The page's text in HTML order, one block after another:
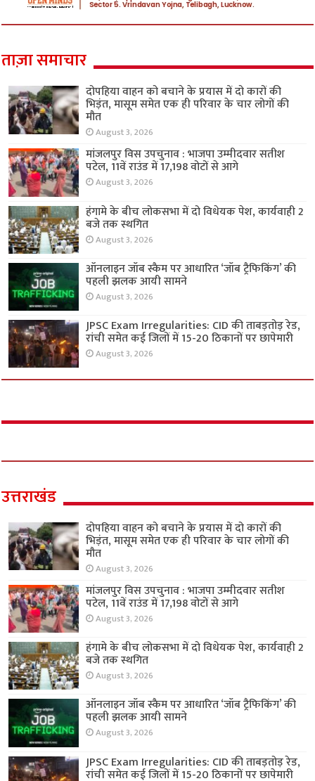
ताज़ा समाचार
दोपहिया वाहन को बचाने के प्रयास में दो कारों की
भिड़ंत, मासूम समेत एक ही परिवार के चार लोगों की
मौत
August 3, 2026
मांजलपुर विस उपचुनाव : भाजपा उम्मीदवार सतीश
पटेल, 11वें राउंड में 17,198 वोटों से आगे
August 3, 2026
हंगामे के बीच लोकसभा में दो विधेयक पेश, कार्यवाही 2
बजे तक स्थगित
August 3, 2026
ऑनलाइन जॉब स्कैम पर आधारित ‘जॉब ट्रैफिकिंग’ की
पहली झलक आयी सामने
August 3, 2026
JPSC Exam Irregularities: CID की ताबड़तोड़ रेड,
रांची समेत कई जिलों में 15-20 ठिकानों पर छापेमारी
August 3, 2026
उत्तराखंड
दोपहिया वाहन को बचाने के प्रयास में दो कारों की
भिड़ंत, मासूम समेत एक ही परिवार के चार लोगों की
मौत
August 3, 2026
मांजलपुर विस उपचुनाव : भाजपा उम्मीदवार सतीश
पटेल, 11वें राउंड में 17,198 वोटों से आगे
August 3, 2026
हंगामे के बीच लोकसभा में दो विधेयक पेश, कार्यवाही 2
बजे तक स्थगित
August 3, 2026
ऑनलाइन जॉब स्कैम पर आधारित ‘जॉब ट्रैफिकिंग’ की
पहली झलक आयी सामने
August 3, 2026
JPSC Exam Irregularities: CID की ताबड़तोड़ रेड,
रांची समेत कई जिलों में 15-20 ठिकानों पर छापेमारी